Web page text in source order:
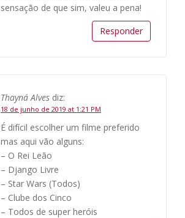
sensação de que sim, valeu a pena!
Responder
Thayná Alves diz:
18 de junho de 2019 at 1:21 PM
É difícil escolher um filme preferido
mas aqui vão alguns:
– O Rei Leão
– Django Livre
– Star Wars (Todos)
– Clube dos Cinco
– Todos de super heróis